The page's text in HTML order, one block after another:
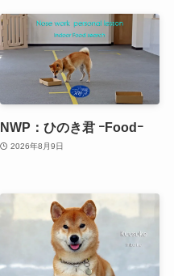
NWP：ひのき君 ｰFoodｰ
2026年8月9日